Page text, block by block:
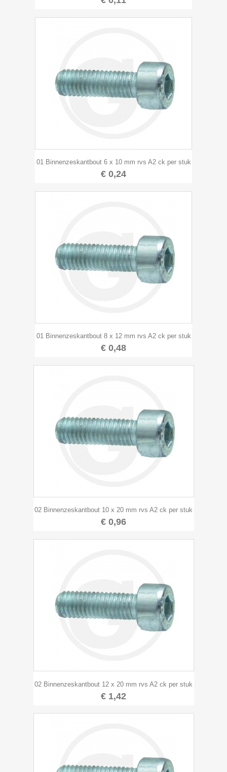
01 Binnenzeskantbout 6 x 10 mm rvs A2 ck per stuk
€ 0,24
01 Binnenzeskantbout 8 x 12 mm rvs A2 ck per stuk
€ 0,48
02 Binnenzeskantbout 10 x 20 mm rvs A2 ck per stuk
€ 0,96
02 Binnenzeskantbout 12 x 20 mm rvs A2 ck per stuk
€ 1,42